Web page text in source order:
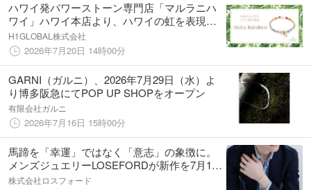
ハワイ発パワーストーン専門店「マルラニハ
ワイ」ハワイ本店より、ハワイの虹を表現し
たレインボーカラーブレスレット「Aloha
Rainbow」新登場！
H1GLOBAL株式会社
2026年7月20日 14時00分
GARNI（ガルニ）、2026年7月29日（水）よ
り博多阪急にてPOP UP SHOPをオープン
有限会社ガルニ
2026年7月16日 15時00分
馬蹄を「幸運」ではなく「意志」の象徴に。
メンズジュエリーLOSEFORDが新作を7月15
日発売
株式会社ロスフォード